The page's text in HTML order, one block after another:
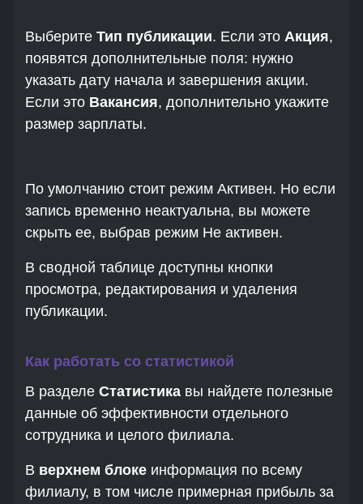
Выберите Тип публикации. Если это Акция,
появятся дополнительные поля: нужно
указать дату начала и завершения акции.
Если это Вакансия, дополнительно укажите
размер зарплаты.
По умолчанию стоит режим Активен. Но если
запись временно неактуальна, вы можете
скрыть ее, выбрав режим Не активен.
В сводной таблице доступны кнопки
просмотра, редактирования и удаления
публикации.
Как работать со статистикой
В разделе Статистика вы найдете полезные
данные об эффективности отдельного
сотрудника и целого филиала.
В верхнем блоке информация по всему
филиалу, в том числе примерная прибыль за